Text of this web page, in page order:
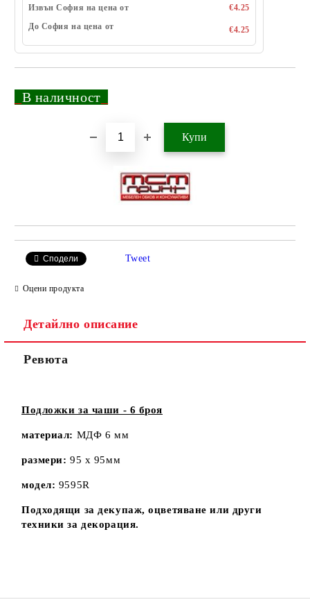
Извън София на цена от
€4.25
До София на цена от
€4.25
В наличност
Сподели Tweet
Оцени продукта
Детайлно описание
Ревюта
Подложки за чаши - 6 броя
материал: МДФ 6 мм
размери: 95 х 95мм
модел: 9595R
Подходящи за декупаж, оцветяване или други
техники за декорация.